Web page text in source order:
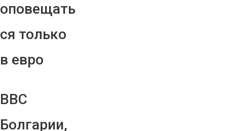
оповещать
ся только
в евро
ВВС
Болгарии,